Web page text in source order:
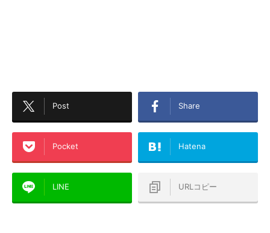
Post Share
Pocket Hatena
LINE URLコピー